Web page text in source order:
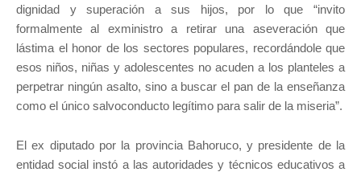
dignidad y superación a sus hijos, por lo que “invito
formalmente al exministro a retirar una aseveración que
lástima el honor de los sectores populares, recordándole que
esos niños, niñas y adolescentes no acuden a los planteles a
perpetrar ningún asalto, sino a buscar el pan de la enseñanza
como el único salvoconducto legítimo para salir de la miseria”.
El ex diputado por la provincia Bahoruco, y presidente de la
entidad social instó a las autoridades y técnicos educativos a